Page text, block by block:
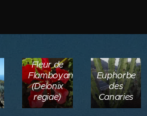
Fleur de
Flamboyant
(Delonix
regiae)
Euphorbe
des
Canaries